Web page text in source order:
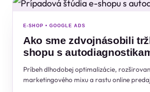
E-SHOP • GOOGLE ADS
Ako sme zdvojnásobili
shopu s
Príbeh dlhodobej optimalizácie,
marketingového mixu a rastu online